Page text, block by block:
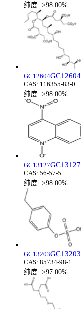
纯度: >98.00%
GC12604GC12604
CAS: 116355-83-0
纯度: >98.00%
GC13127GC13127
CAS: 56-57-5
纯度: >98.00%
GC13203GC13203
CAS: 85734-98-1
纯度: >97.00%